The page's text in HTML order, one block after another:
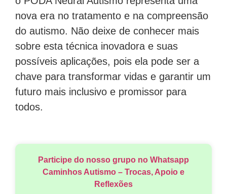
nova era no tratamento e na compreensão
do autismo. Não deixe de conhecer mais
sobre esta técnica inovadora e suas
possíveis aplicações, pois ela pode ser a
chave para transformar vidas e garantir um
futuro mais inclusivo e promissor para
todos.
Participe do nosso grupo no Whatsapp
Caminhos Autismo – Trocas, Apoio e
Reflexões